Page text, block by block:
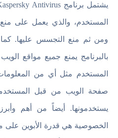
المستخدم، والذي يعمل على
ومن ثم منع التجسس عليها. كما
بالبرنامج يمنع جميع مواقع
المستخدم مثل أي من
صفحة الويب من قبل
يستخدمونها. أيضاً من أهم
الخصوصية هي قدرة الأبوين على